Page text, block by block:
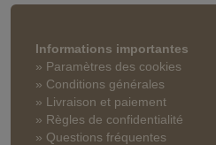
Informations importantes
» Paramètres des cookies
» Conditions générales
» Livraison et paiement
» Règles de confidentialité
» Questions fréquentes